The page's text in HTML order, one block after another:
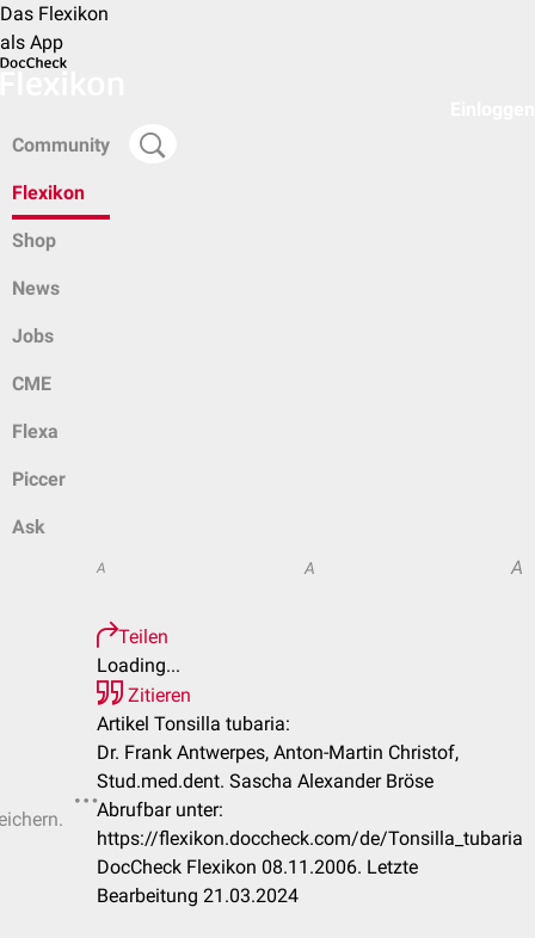
Das Flexikon
als App
Community
Flexikon
Shop
News
Jobs
CME
Flexa
Piccer
Ask
A A A
Teilen
Loading...
Zitieren
Artikel Tonsilla tubaria:
Dr. Frank Antwerpes, Anton-Martin Christof,
Stud.med.dent. Sascha Alexander Bröse
Abrufbar unter:
https://flexikon.doccheck.com/de/Tonsilla_tubaria
DocCheck Flexikon 08.11.2006. Letzte
Bearbeitung 21.03.2024